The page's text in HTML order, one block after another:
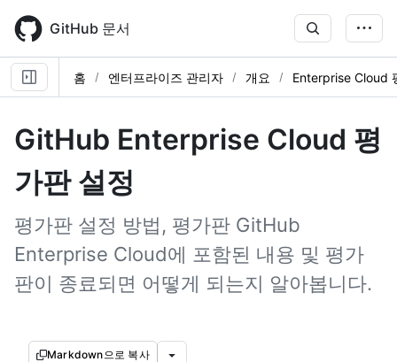
main
content
GitHub 문서
홈 엔터프라이즈 관리자 개요 Enterprise Cloud
GitHub Enterprise Cloud 평
가판 설정
평가판 설정 방법, 평가판 GitHub
Enterprise Cloud에 포함된 내용 및 평가
판이 종료되면 어떻게 되는지 알아봅니다.
Markdown으로 복사